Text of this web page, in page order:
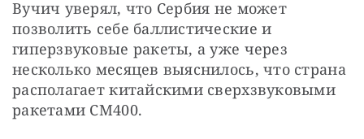
Вучич уверял, что Сербия не может
позволить себе баллистические и
гиперзвуковые ракеты, а уже через
несколько месяцев выяснилось, что страна
располагает китайскими сверхзвуковыми
ракетами CM400.